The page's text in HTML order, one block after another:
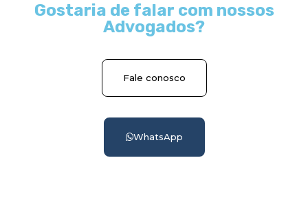
Gostaria de falar com nossos
Advogados?
Fale conosco
WhatsApp